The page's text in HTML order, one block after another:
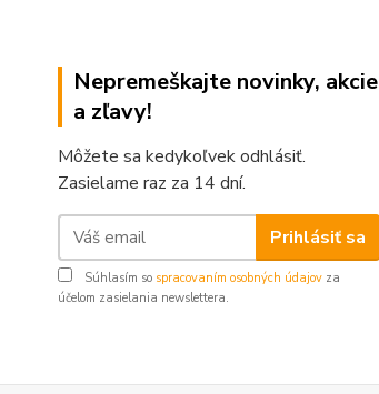
Nepremeškajte novinky, akcie
a zľavy!
Môžete sa kedykoľvek odhlásiť.
Zasielame raz za 14 dní.
Prihlásiť sa
Súhlasím so spracovaním osobných údajov za
účelom zasielania newslettera.